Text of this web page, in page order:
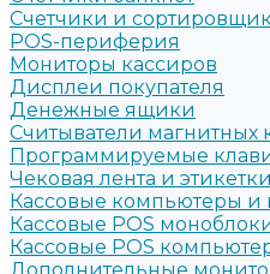
Счетчики и
POS-периферия
Мониторы кассиров
Дисплеи покупателя
Денежные ящики
Считыватели магнитных
Программируемые
Чековая лента и этикетки
Кассовые компьютеры и
Кассовые POS
Кассовые POS